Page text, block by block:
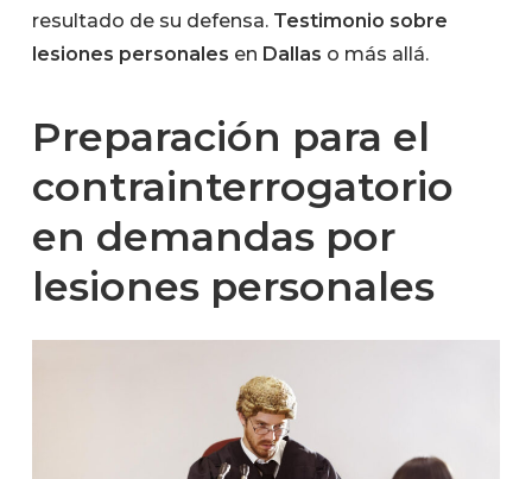
resultado de su defensa. Testimonio sobre
lesiones personales en Dallas o más allá.
Preparación para el
contrainterrogatorio
en demandas por
lesiones personales